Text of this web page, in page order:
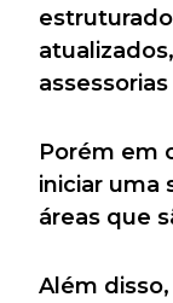
Porém em
iniciar uma
áreas que
Além